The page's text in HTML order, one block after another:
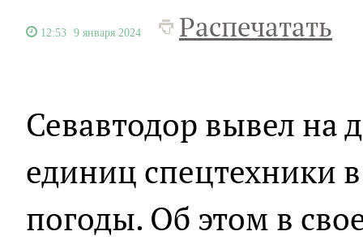
12:53 9 января 2024 Распечатать
Севавтодор вывел на
единиц спецтехники
погоды. Об этом в